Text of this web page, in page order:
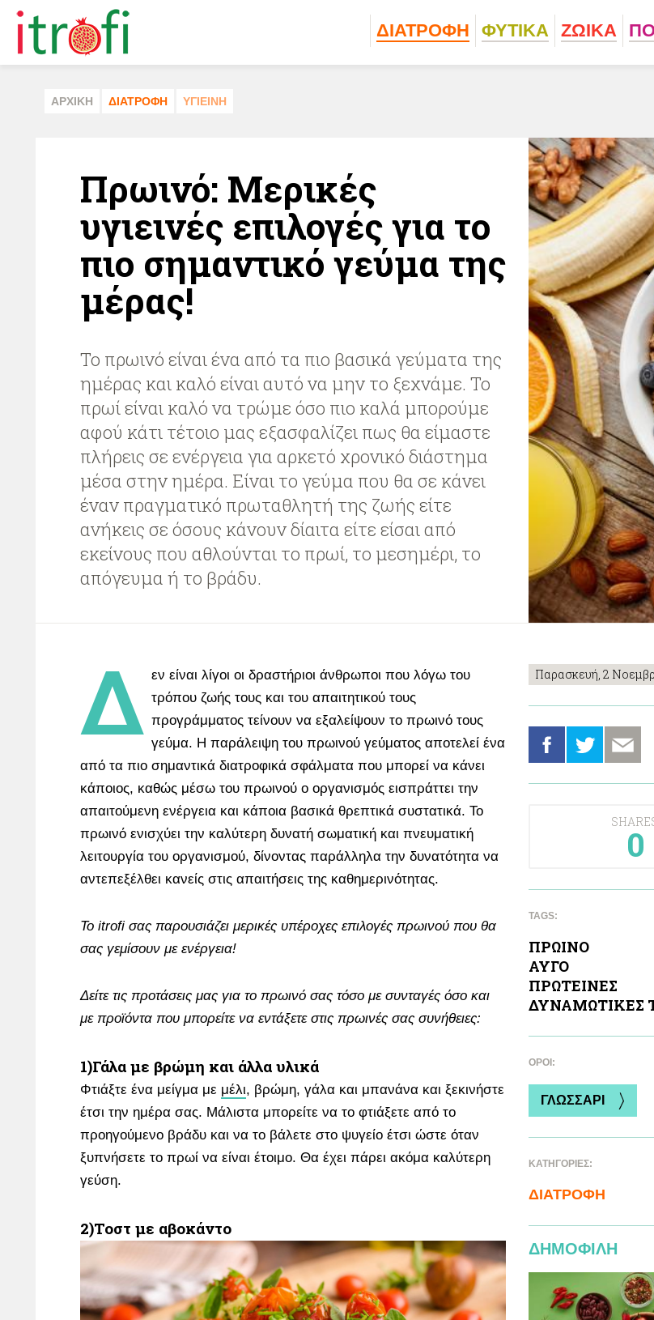
ΔΙΑΤΡΟΦΗ ΦΥΤΙΚA ΖΩΙΚA
ΑΡΧΙΚΗ ΔΙΑΤΡΟΦΗ ΥΓΙΕΙΝΗ
Πρωινό: Μερικές
υγιεινές επιλογές για το
πιο σημαντικό γεύμα της
μέρας!
Το πρωινό είναι ένα από τα πιο βασικά γεύματα της
ημέρας και καλό είναι αυτό να μην το ξεχνάμε. Το
πρωί είναι καλό να τρώμε όσο πιο καλά μπορούμε
αφού κάτι τέτοιο μας εξασφαλίζει πως θα είμαστε
πλήρεις σε ενέργεια για αρκετό χρονικό διάστημα
μέσα στην ημέρα. Είναι το γεύμα που θα σε κάνει
έναν πραγματικό πρωταθλητή της ζωής είτε
ανήκεις σε όσους κάνουν δίαιτα είτε είσαι από
εκείνους που αθλούνται το πρωί, το μεσημέρι, το
απόγευμα ή το βράδυ.
Παρασκευή, 2
0
Δ εν είναι λίγοι οι δραστήριοι άνθρωποι που λόγω του
τρόπου ζωής τους και του απαιτητικού τους
προγράμματος τείνουν να εξαλείψουν το πρωινό τους
γεύμα. Η παράλειψη του πρωινού γεύματος αποτελεί ένα
από τα πιο σημαντικά διατροφικά σφάλματα που μπορεί να κάνει
κάποιος, καθώς μέσω του πρωινού ο οργανισμός εισπράττει την
απαιτούμενη ενέργεια και κάποια βασικά θρεπτικά συστατικά. Το
πρωινό ενισχύει την καλύτερη δυνατή σωματική και πνευματική
λειτουργία του οργανισμού, δίνοντας παράλληλα την δυνατότητα να
αντεπεξέλθει κανείς στις απαιτήσεις της καθημερινότητας.
Το itrofi σας παρουσιάζει μερικές υπέροχες επιλογές πρωινού που θα
σας γεμίσουν με ενέργεια!
Δείτε τις προτάσεις μας για το πρωινό σας τόσο με συνταγές όσο και
με προϊόντα που μπορείτε να εντάξετε στις πρωινές σας συνήθειες:
1)Γάλα με βρώμη και άλλα υλικά
Φτιάξτε ένα μείγμα με μέλι, βρώμη, γάλα και μπανάνα και ξεκινήστε
έτσι την ημέρα σας. Μάλιστα μπορείτε να το φτιάξετε από το
προηγούμενο βράδυ και να το βάλετε στο ψυγείο έτσι ώστε όταν
ξυπνήσετε το πρωί να είναι έτοιμο. Θα έχει πάρει ακόμα καλύτερη
γεύση.
2)Τοστ με αβοκάντο
TAGS:
ΠΡΩΙΝΟ
ΑΥΓΟ
ΠΡΩΤΕΙΝΕΣ
ΔΥΝΑΜΩΤΙΚΕΣ
ΌΡΟΙ:
ΓΛΩΣΣΑΡΙ
ΚΑΤΗΓΟΡΙΕΣ:
ΔΙΑΤΡΟΦΗ
ΔΗΜΟΦΙΛΗ